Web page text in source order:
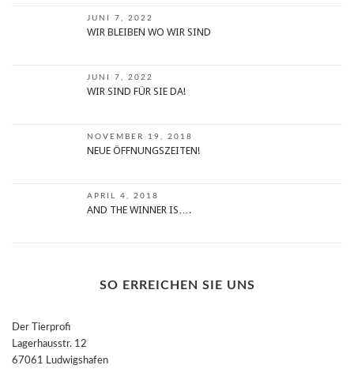
JUNI 7, 2022
WIR BLEIBEN WO WIR SIND
JUNI 7, 2022
WIR SIND FÜR SIE DA!
NOVEMBER 19, 2018
NEUE ÖFFNUNGSZEITEN!
APRIL 4, 2018
AND THE WINNER IS….
SO ERREICHEN SIE UNS
Der Tierprofi
Lagerhausstr. 12
67061 Ludwigshafen